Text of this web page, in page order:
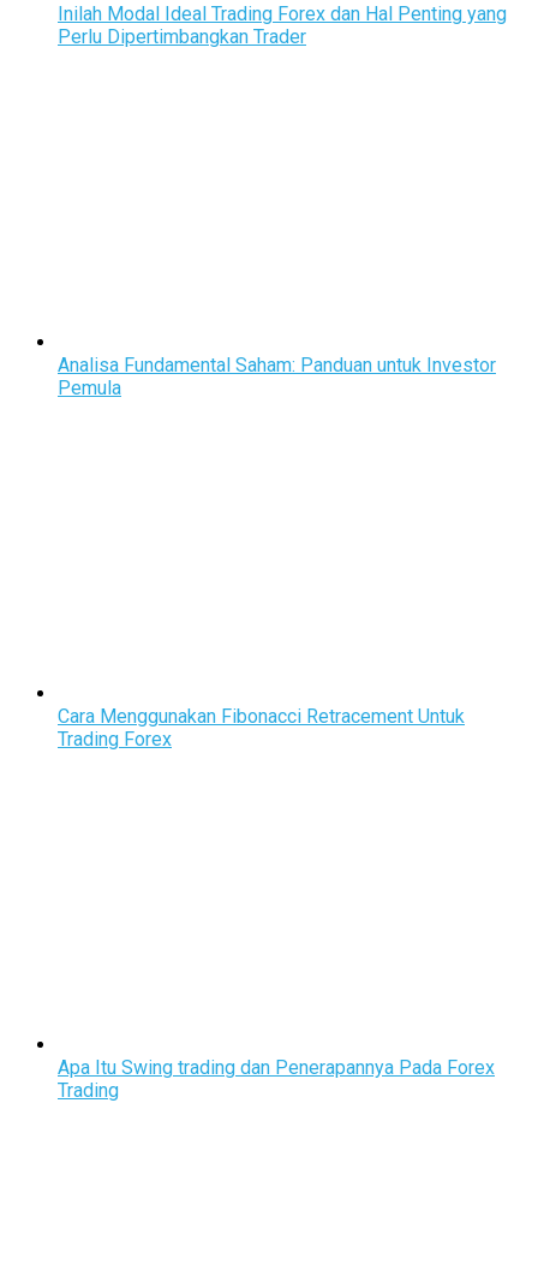
Inilah Modal Ideal Trading Forex dan Hal Penting yang
Perlu Dipertimbangkan Trader
Analisa Fundamental Saham: Panduan untuk Investor
Pemula
Cara Menggunakan Fibonacci Retracement Untuk
Trading Forex
Apa Itu Swing trading dan Penerapannya Pada Forex
Trading